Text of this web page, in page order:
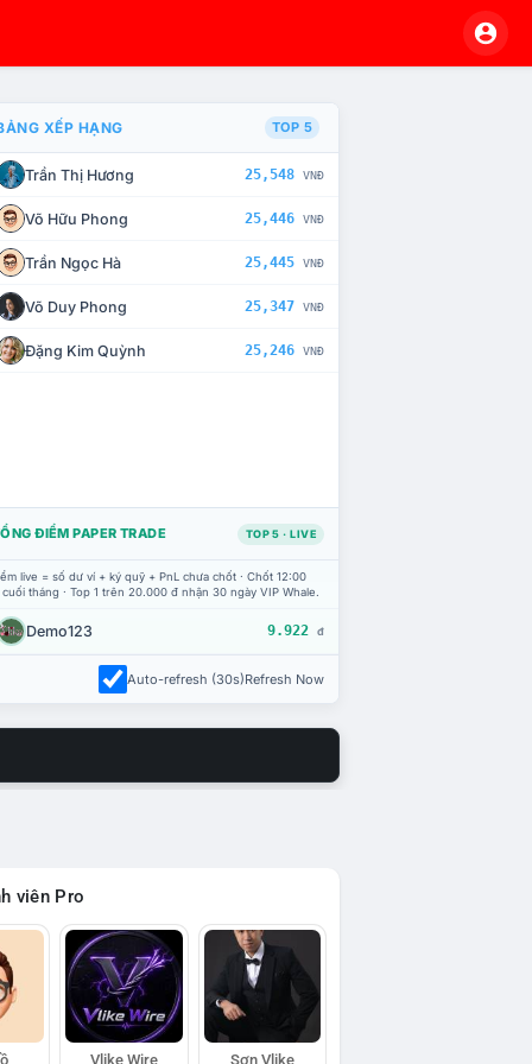
CHẾ TÀI XỬ LÝ VI PHẠM
XẾP HẠNG TOP 5
Trần Thị Hương 25,548 VNĐ
Võ Hữu Phong 25,446 VNĐ
Trần Ngọc Hà 25,445 VNĐ
Võ Duy Phong 25,347 VNĐ
Đặng Kim Quỳnh 25,246 VNĐ
ĐIỂM PAPER TRADE TOP 5 · LIVE
live = số dư ví + ký quỹ + PnL chưa chốt · Chốt 12:00
tháng · Top 1 trên 20.000 đ nhận 30 ngày VIP Whale.
Demo123 9.922 đ
Auto-refresh (30s)Refresh Now
viên Pro
Vlike Wire Sơn Vlike